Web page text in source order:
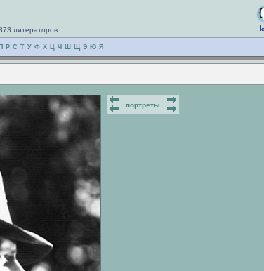
литераторов
П Р С Т У Ф Х Ц Ч Ш Щ Э Ю Я
портреты